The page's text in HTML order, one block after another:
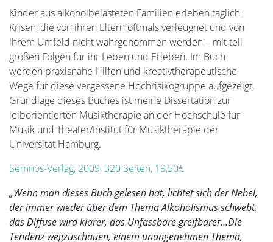
Kinder aus alkoholbelasteten Familien erleben täglich
Krisen, die von ihren Eltern oftmals verleugnet und von
ihrem Umfeld nicht wahrgenommen werden – mit teil
großen Folgen für ihr Leben und Erleben. Im Buch
werden praxisnahe Hilfen und kreativtherapeutische
Wege für diese vergessene Hochrisikogruppe aufgezeigt.
Grundlage dieses Buches ist meine Dissertation zur
leiborientierten Musiktherapie an der Hochschule für
Musik und Theater/Institut für Musiktherapie der
Universität Hamburg.
Semnos-Verlag, 2009, 320 Seiten, 19,50€
„Wenn man dieses Buch gelesen hat, lichtet sich der Nebel,
der immer wieder über dem Thema Alkoholismus schwebt,
das Diffuse wird klarer, das Unfassbare greifbarer…Die
Tendenz wegzuschauen, einem unangenehmen Thema,